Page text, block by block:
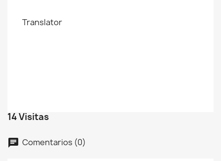
Translator
14 Visitas
chat Comentarios (0)